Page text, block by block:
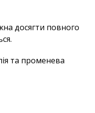
досягти повного
та променева